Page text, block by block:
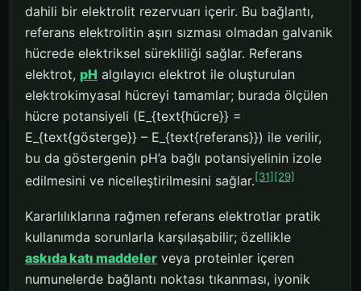
dahili bir elektrolit rezervuarı içerir. Bu bağlantı,
referans elektrolitin aşırı sızması olmadan galvanik
hücrede elektriksel sürekliliği sağlar. Referans
elektrot, pH algılayıcı elektrot ile oluşturulan
elektrokimyasal hücreyi tamamlar; burada ölçülen
hücre potansiyeli (E_{text{hücre}} =
E_{text{gösterge}} – E_{text{referans}}) ile verilir,
bu da göstergenin pH’a bağlı potansiyelinin izole
edilmesini ve nicelleştirilmesini sağlar.[31] [29]
Kararlılıklarına rağmen referans elektrotlar pratik
kullanımda sorunlarla karşılaşabilir; özellikle
askıda katı maddeler veya proteinler içeren
numunelerde bağlantı noktası tıkanması, iyonik